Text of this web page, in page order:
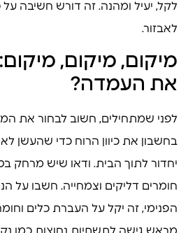
לקל, יעיל ומהנה. זה דורש חשיבה
לאבזור.
מיקום, מיקום,
את העמדה?
לפני שמתחילים, חשוב לבחור את
בחשבון את כיוון הרוח כדי שהעשן לא
יחדור לתוך הבית. ודאו שיש מרחק
חומרים דליקים וצמחייה. חשבו על
הפנימי, זה יקל על העברת כלים
מראש גישה לתשתיות נחוצות כמו